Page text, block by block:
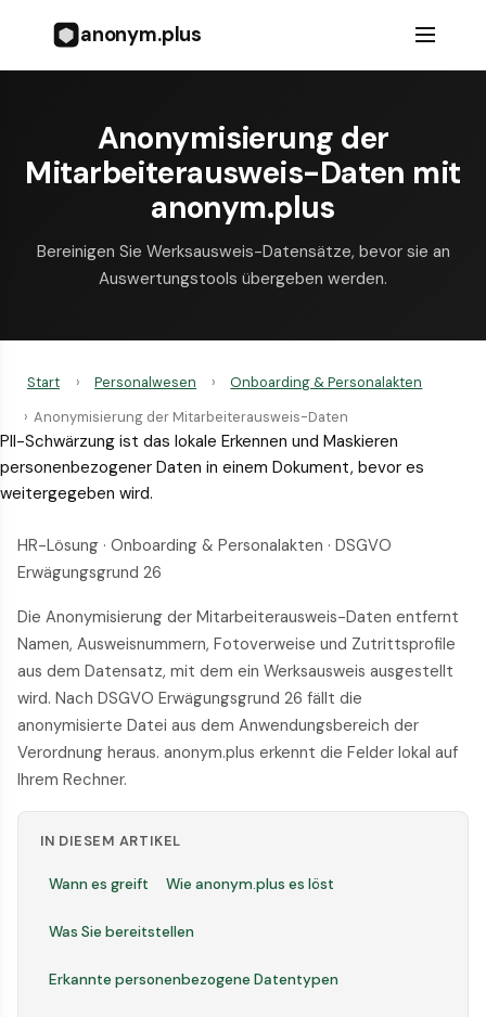
anonym.plus
Anonymisierung der
Mitarbeiterausweis-Daten mit
anonym.plus
Bereinigen Sie Werksausweis-Datensätze, bevor sie an
Auswertungs­tools übergeben werden.
Start › Personalwesen ›
Onboarding & Personalakten
› Anonymisierung der Mitarbeiterausweis-Daten
PII-Schwärzung ist das lokale Erkennen und Maskieren
personenbezogener Daten in einem Dokument, bevor es
weitergegeben wird.
HR-Lösung · Onboarding & Personalakten · DSGVO
Erwägungsgrund 26
Die Anonymisierung der Mitarbeiterausweis-Daten entfernt
Namen, Ausweisnummern, Foto­verweise und Zutritts­profile
aus dem Datensatz, mit dem ein Werksausweis ausgestellt
wird. Nach DSGVO Erwägungsgrund 26 fällt die
anonymisierte Datei aus dem Anwendungsbereich der
Verordnung heraus. anonym.plus erkennt die Felder lokal auf
Ihrem Rechner.
IN DIESEM ARTIKEL
Wann es greift Wie anonym.plus es löst
Was Sie bereitstellen
Erkannte personenbezogene Datentypen